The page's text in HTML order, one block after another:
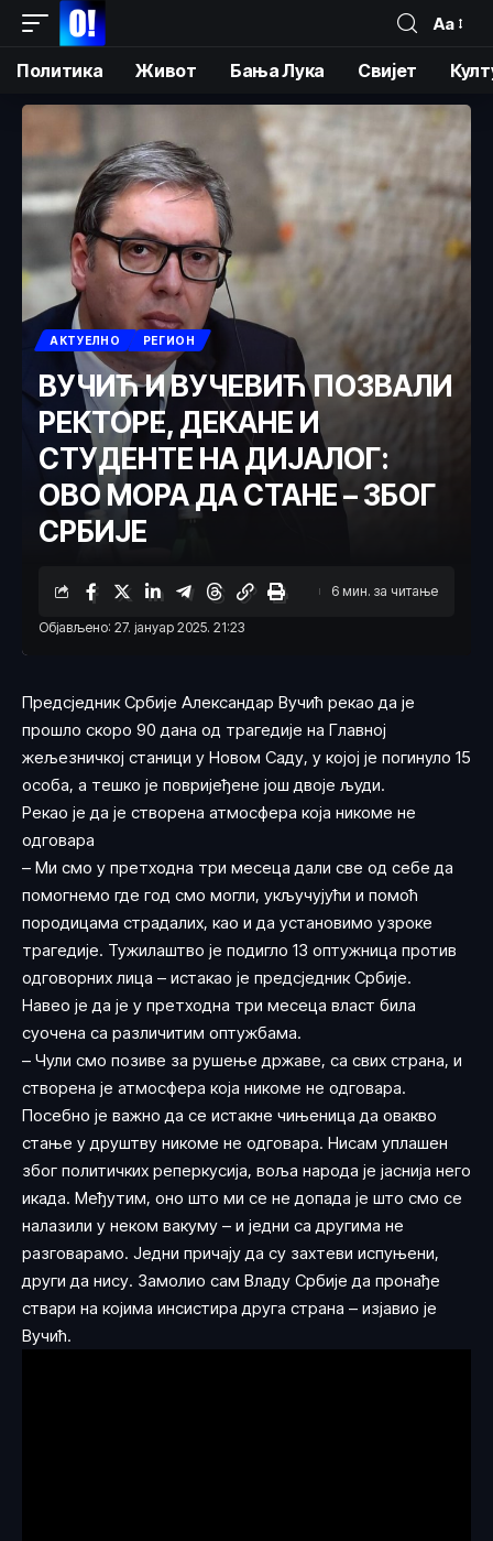
Аа
Политика Живот Бања Лука Свијет
АКТУЕЛНО РЕГИОН
ВУЧИЋ И ВУЧЕВИЋ ПОЗВАЛИ
РЕКТОРЕ, ДЕКАНЕ И
СТУДЕНТЕ НА ДИЈАЛОГ:
ОВО МОРА ДА СТАНЕ – ЗБОГ
СРБИЈЕ
Објављено: 27. јануар 2025. 21:23
6 мин. за читање
Предсједник Србије Александар Вучић рекао да је
прошло скоро 90 дана од трагедије на Главној
жељезничкој станици у Новом Саду, у којој је погинуло 15
особа, а тешко је повријеђене још двоје људи.
Рекао је да је створена атмосфера која никоме не
одговара
– Ми смо у претходна три месеца дали све од себе да
помогнемо где год смо могли, укључујући и помоћ
породицама страдалих, као и да установимо узроке
трагедије. Тужилаштво је подигло 13 оптужница против
одговорних лица – истакао је предсједник Србије.
Навео је да је у претходна три месеца власт била
суочена са различитим оптужбама.
– Чули смо позиве за рушење државе, са свих страна, и
створена је атмосфера која никоме не одговара.
Посебно је важно да се истакне чињеница да овакво
стање у друштву никоме не одговара. Нисам уплашен
због политичких реперкусија, воља народа је јаснија него
икада. Међутим, оно што ми се не допада је што смо се
налазили у неком вакуму – и једни са другима не
разговарамо. Једни причају да су захтеви испуњени,
други да нису. Замолио сам Владу Србије да пронађе
ствари на којима инсистира друга страна – изјавио је
Вучић.